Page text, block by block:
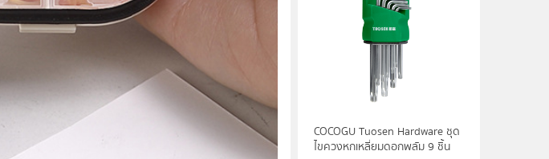
COCOGU Tuosen Hardware ชุด
ไขควงหกเหลี่ยมดอกพลัม 9 ชิ้น